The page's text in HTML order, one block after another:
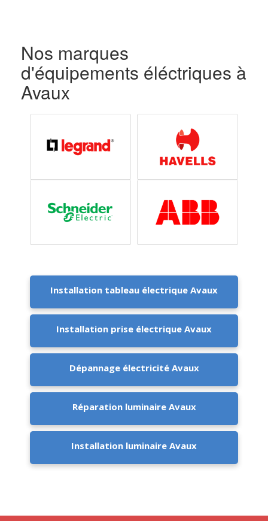
Nos marques
d'équipements éléctriques à
Avaux
Installation tableau électrique Avaux
Installation prise électrique Avaux
Dépannage électricité Avaux
Réparation luminaire Avaux
Installation luminaire Avaux